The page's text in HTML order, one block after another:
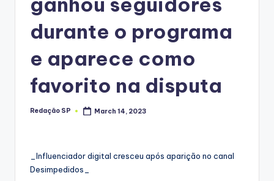
durante o programa
e aparece como
favorito na disputa
Posted
Redação SP March 14, 2023
_Influenciador digital cresceu após aparição no canal
Desimpedidos_